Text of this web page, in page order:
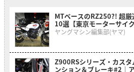
MTベースのRZ250?! 超
10選【東京モーターサイ
ヤングマシン編集部(ヤマ)
Z900RSシリーズ・カス
ンション＆ブレーキ#2｜